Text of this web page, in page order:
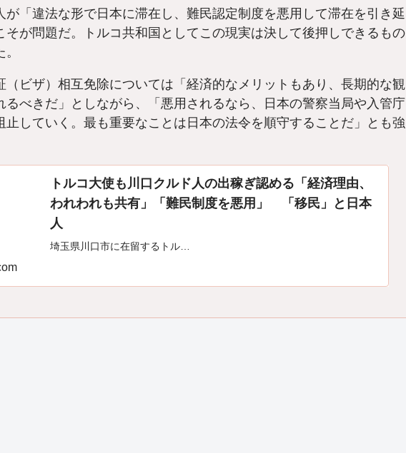
が「違法な形で日本に滞在し、難民認定制度を悪用して滞在を引き延
そが問題だ。トルコ共和国としてこの現実は決して後押しできるもの
（ビザ）相互免除については「経済的なメリットもあり、長期的な観
るべきだ」としながら、「悪用されるなら、日本の警察当局や入管庁
止していく。最も重要なことは日本の法令を順守することだ」とも強
トルコ大使も川口クルド人の出稼ぎ認める「経済理由、
われわれも共有」「難民制度を悪用」 「移民」と日本
人
埼玉県川口市に在留するトル…